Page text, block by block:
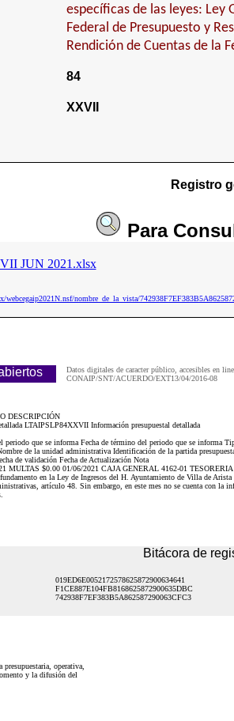
específicas de las leyes: Ley
Federal de Presupuesto y
Rendición de Cuentas de la
84
XXVII
Registro
Para
JUN 2021.xlsx
webcegaip2021N.nsf/nombre_de_la_vista/
Datos digitales de caracter público, accesibles en
CONAIP/SNT/ACUERDO/EXT13/04/2016-08
DESCRIPCIÓN
LTAIPSLP84XXVII Información presupuestal detallada
periodo que se informa Fecha de término del periodo que se informa
de la unidad administrativa Identificación de la partida
de validación Fecha de Actualización Nota
MULTAS $0.00 01/06/2021 CAJA GENERAL 4162-01
en la Ley de Ingresos del H. Ayuntamiento de Villa de
artículo 48. Sin embargo, en este mes no se cuenta con la
Bitácora de
019ED6E0052172578625872900634641
F1CE887E104FB8168625872900635DBC
742938F7EF383B5A862587290063CFC3
operativa,
y la difusión del